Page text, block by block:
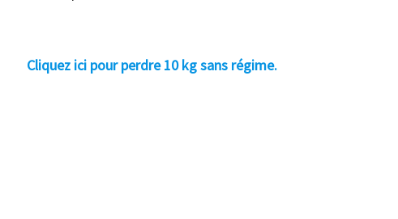
Cliquez ici pour perdre 10 kg sans régime.